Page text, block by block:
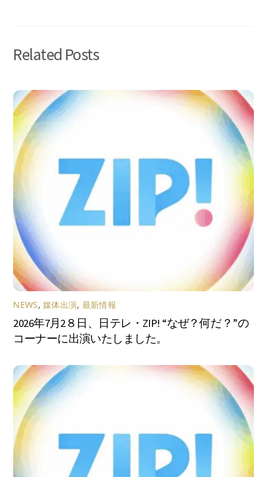
Related Posts
NEWS,媒体出演, 最新情報
2026年7月2８日、日テレ・ZIP! “なぜ？何だ？”の
コーナーに出演いたしました。